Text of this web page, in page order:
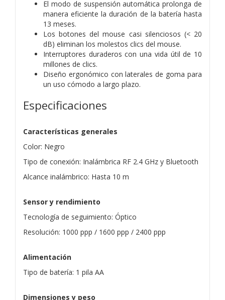
El modo de suspensión automática prolonga de
manera eficiente la duración de la batería hasta
13 meses.
Los botones del mouse casi silenciosos (< 20
dB) eliminan los molestos clics del mouse.
Interruptores duraderos con una vida útil de 10
millones de clics.
Diseño ergonómico con laterales de goma para
un uso cómodo a largo plazo.
Especificaciones
Características generales
Color: Negro
Tipo de conexión: Inalámbrica RF 2.4 GHz y Bluetooth
Alcance inalámbrico: Hasta 10 m
Sensor y rendimiento
Tecnología de seguimiento: Óptico
Resolución: 1000 ppp / 1600 ppp / 2400 ppp
Alimentación
Tipo de batería: 1 pila AA
Dimensiones y peso